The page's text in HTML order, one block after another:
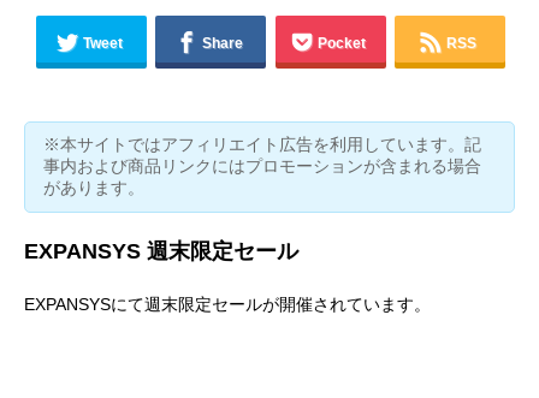
Tweet Share Pocket RSS
※本サイトではアフィリエイト広告を利用しています。記
事内および商品リンクにはプロモーションが含まれる場合
があります。
EXPANSYS 週末限定セール
EXPANSYSにて週末限定セールが開催されています。